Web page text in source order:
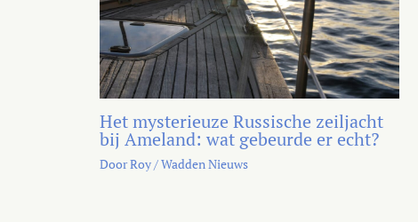
Het mysterieuze Russische zeiljacht
bij Ameland: wat gebeurde er echt?
DoorRoy /Wadden Nieuws